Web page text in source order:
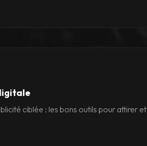
ciblée : les bons outils pour attirer et